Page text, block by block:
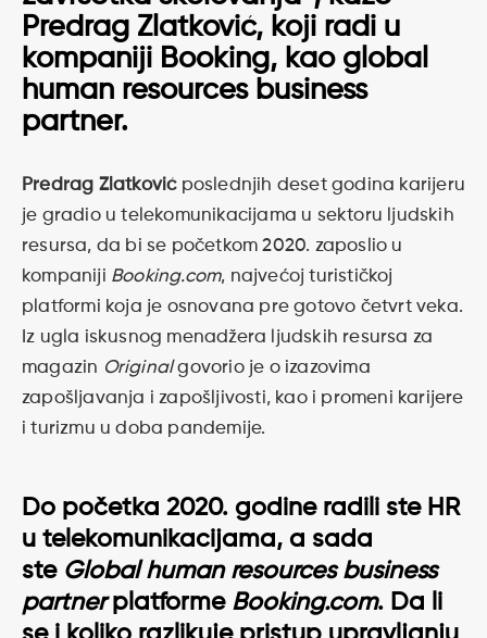
Predrag Zlatković, koji radi u
kompaniji Booking, kao global
human resources business
partner.
Predrag Zlatkovićposlednjih deset godina karijeru
je gradio u telekomunikacijama u sektoru ljudskih
resursa, da bi se početkom 2020. zaposlio u
kompaniji Booking.com, najvećoj turističkoj
platformi koja je osnovana pre gotovo četvrt veka.
Iz ugla iskusnog menadžera ljudskih resursa za
magazin Originalgovorio je o izazovima
zapošljavanja i zapošljivosti, kao i promeni karijere
i turizmu u doba pandemije.
Do početka 2020. godine radili ste HR
u telekomunikacijama, a sada
ste Global human resources business
partnerplatforme Booking.com. Da li